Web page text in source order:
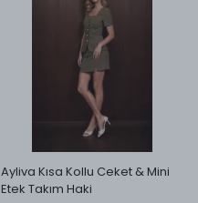
Ayliva Kısa Kollu Ceket & Mini
Etek Takım Haki